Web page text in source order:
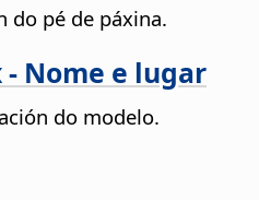
do pé de páxina.
Nome e lugar
do modelo.